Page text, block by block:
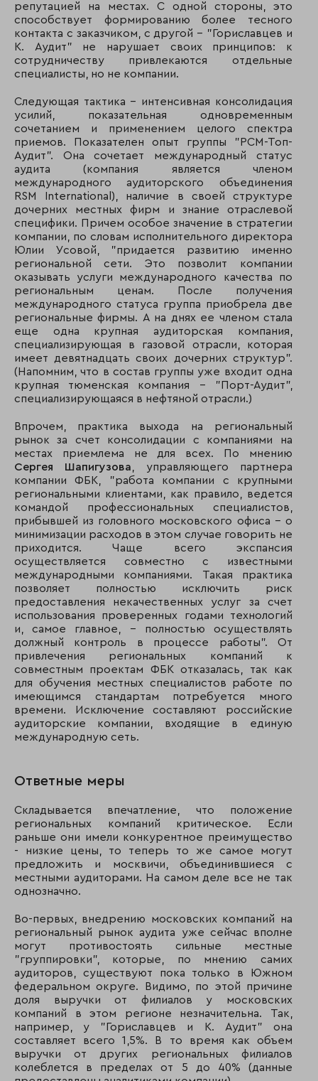
репутацией на местах. С одной стороны, это
способствует формированию более тесного
контакта с заказчиком, с другой - "Гориславцев и
К. Аудит" не нарушает своих принципов: к
сотрудничеству привлекаются отдельные
специалисты, но не компании.
Следующая тактика - интенсивная консолидация
усилий, показательная одновременным
сочетанием и применением целого спектра
приемов. Показателен опыт группы "РСМ-Топ-
Аудит". Она сочетает международный статус
аудита (компания является членом
международного аудиторского объединения
RSM International), наличие в своей структуре
дочерних местных фирм и знание отраслевой
специфики. Причем особое значение в стратегии
компании, по словам исполнительного директора
Юлии Усовой, "придается развитию именно
региональной сети. Это позволит компании
оказывать услуги международного качества по
региональным ценам. После получения
международного статуса группа приобрела две
региональные фирмы. А на днях ее членом стала
еще одна крупная аудиторская компания,
специализирующая в газовой отрасли, которая
имеет девятнадцать своих дочерних структур".
(Напомним, что в состав группы уже входит одна
крупная тюменская компания - "Порт-Аудит",
специализирующаяся в нефтяной отрасли.)
Впрочем, практика выхода на региональный
рынок за счет консолидации с компаниями на
местах приемлема не для всех. По мнению
Сергея Шапигузова , управляющего партнера
компании ФБК, "работа компании с крупными
региональными клиентами, как правило, ведется
командой профессиональных специалистов,
прибывшей из головного московского офиса - о
минимизации расходов в этом случае говорить не
приходится. Чаще всего экспансия
осуществляется совместно с известными
международными компаниями. Такая практика
позволяет полностью исключить риск
предоставления некачественных услуг за счет
использования проверенных годами технологий
и, самое главное, - полностью осуществлять
должный контроль в процессе работы". От
привлечения региональных компаний к
совместным проектам ФБК отказалась, так как
для обучения местных специалистов работе по
имеющимся стандартам потребуется много
времени. Исключение составляют российские
аудиторские компании, входящие в единую
международную сеть.
Ответные меры
Складывается впечатление, что положение
региональных компаний критическое. Если
раньше они имели конкурентное преимущество
- низкие цены, то теперь то же самое могут
предложить и москвичи, объединившиеся с
местными аудиторами. На самом деле все не так
однозначно.
Во-первых, внедрению московских компаний на
региональный рынок аудита уже сейчас вполне
могут противостоять сильные местные
"группировки", которые, по мнению самих
аудиторов, существуют пока только в Южном
федеральном округе. Видимо, по этой причине
доля выручки от филиалов у московских
компаний в этом регионе незначительна. Так,
например, у "Гориславцев и К. Аудит" она
составляет всего 1,5%. В то время как объем
выручки от других региональных филиалов
колеблется в пределах от 5 до 40% (данные